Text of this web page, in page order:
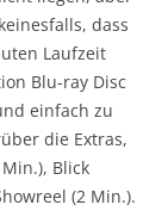
dass
Laufzeit
Blu-ray Disc
einfach zu
die Extras,
Blick
(2 Min.).